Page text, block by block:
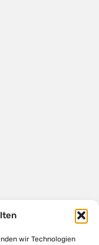
wir Technologien